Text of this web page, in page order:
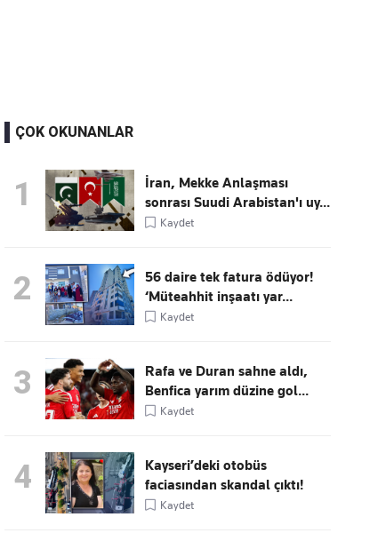
ÇOK OKUNANLAR
1
İran, Mekke Anlaşması
sonrası Suudi Arabistan'ı uy...
Kaydet
2
56 daire tek fatura ödüyor!
‘Müteahhit inşaatı yar...
Kaydet
3
Rafa ve Duran sahne aldı,
Benfica yarım düzine gol...
Kaydet
4
Kayseri’deki otobüs
faciasından skandal çıktı!
Kaydet